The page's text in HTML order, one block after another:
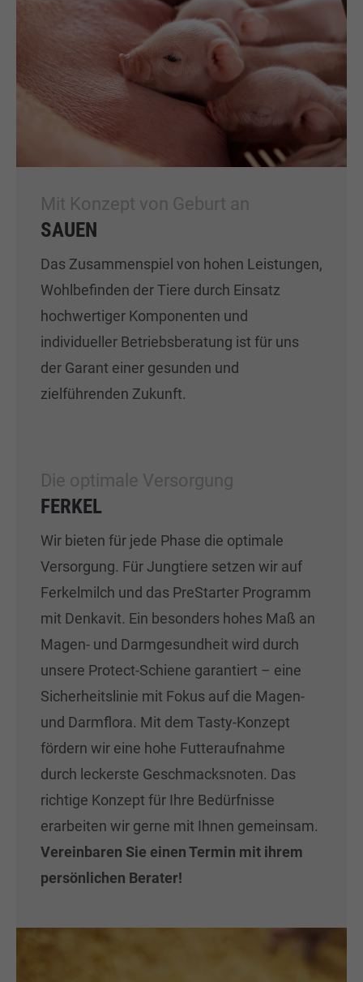
Mit Konzept von Geburt an
SAUEN
Das Zusammenspiel von hohen Leistungen,
Wohlbefinden der Tiere durch Einsatz
hochwertiger Komponenten und
individueller Betriebsberatung ist für uns
der Garant einer gesunden und
zielführenden Zukunft.
Die optimale Versorgung
FERKEL
Wir bieten für jede Phase die optimale
Versorgung. Für Jungtiere setzen wir auf
Ferkelmilch und das PreStarter Programm
mit Denkavit. Ein besonders hohes Maß an
Magen- und Darmgesundheit wird durch
unsere Protect-Schiene garantiert – eine
Sicherheitslinie mit Fokus auf die Magen-
und Darmflora. Mit dem Tasty-Konzept
fördern wir eine hohe Futteraufnahme
durch leckerste Geschmacksnoten. Das
richtige Konzept für Ihre Bedürfnisse
erarbeiten wir gerne mit Ihnen gemeinsam.
Vereinbaren Sie einen Termin mit ihrem
persönlichen Berater!